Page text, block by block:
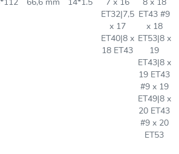
ET32|7,5
x 17
ET40|8 x
18 ET43
ET43 #9
x 18
ET53|8 x
19
ET43|8 x
19 ET43
#9 x 19
ET49|8 x
20 ET43
#9 x 20
ET53